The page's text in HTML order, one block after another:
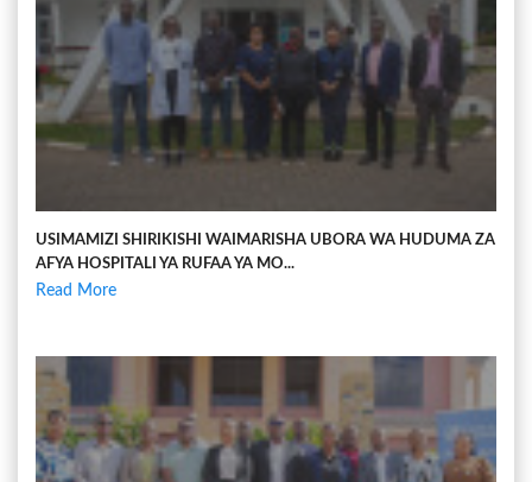
USIMAMIZI SHIRIKISHI WAIMARISHA UBORA WA HUDUMA ZA
AFYA HOSPITALI YA RUFAA YA MO...
Read More